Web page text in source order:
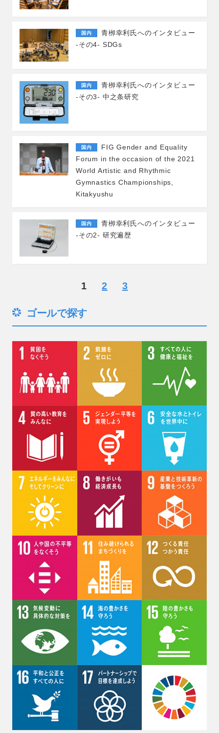
国内
青栁幸利氏へのインタビュー
-その4- SDGs
国内
青栁幸利氏へのインタビュー
-その3- 中之条研究
国内
FIG Gender and Equality
Forum in the occasion of the 2021
World Artistic and Rhythmic
Gymnastics Championships,
Kitakyushu
国内
青栁幸利氏へのインタビュー
-その2- 研究遍歴
1 2 3
ゴールで探す